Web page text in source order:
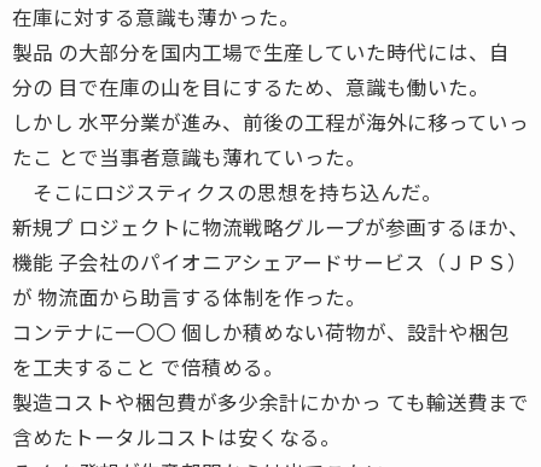
在庫に対する意識も薄かった。
製品 の大部分を国内工場で生産していた時代には、自
分の 目で在庫の山を目にするため、意識も働いた。
しかし 水平分業が進み、前後の工程が海外に移っていっ
たこ とで当事者意識も薄れていった。
そこにロジスティクスの思想を持ち込んだ。
新規プ ロジェクトに物流戦略グループが参画するほか、
機能 子会社のパイオニアシェアードサービス（ＪＰＳ）
が 物流面から助言する体制を作った。
コンテナに一〇〇 個しか積めない荷物が、設計や梱包
を工夫すること で倍積める。
製造コストや梱包費が多少余計にかかっ ても輸送費まで
含めたトータルコストは安くなる。